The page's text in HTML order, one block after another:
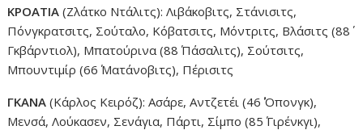
ΚΡΟΑΤΙΑ(Ζλάτκο Ντάλιτς): Λιβάκοβιτς, Στάνισιτς,
Πόνγκρατσιτς, Σούταλο, Κόβατσιτς, Μόντριτς, Βλάσιτς (88΄
Γκβάρντιολ), Μπατούρινα (88΄ Πάσαλιτς), Σούτσιτς,
Μπουντιμίρ (66΄ Ματάνοβιτς), Πέρισιτς
ΓΚΑΝΑ(Κάρλος Κειρόζ): Ασάρε, Αντζετέι (46΄ Όπονγκ),
Μενσά, Λούκασεν, Σενάγια, Πάρτι, Σίμπο (85΄ Γιρένκγι),